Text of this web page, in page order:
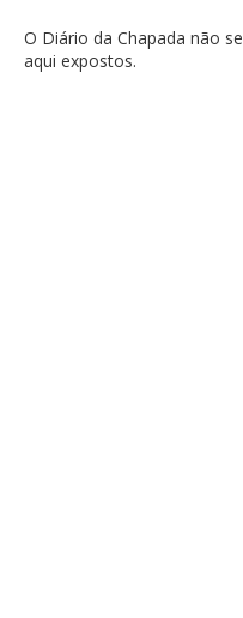
O Diário da Chapada não
aqui expostos.